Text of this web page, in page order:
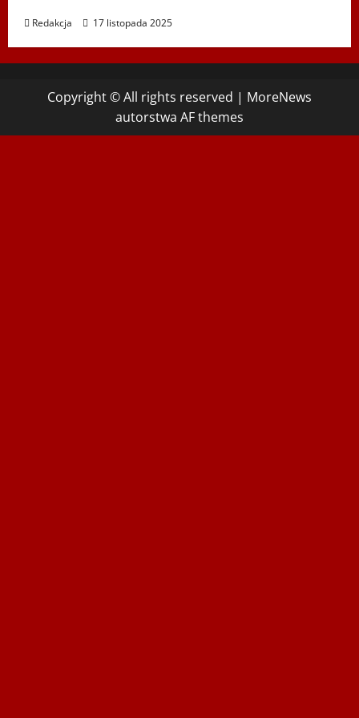
Redakcja 17 listopada 2025
Copyright © All rights reserved | MoreNews
autorstwa AF themes